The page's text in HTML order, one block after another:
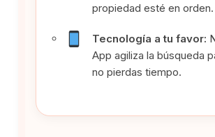
propiedad esté en orden.
Tecnología a tu favor:
App agiliza la búsqueda
no pierdas tiempo.